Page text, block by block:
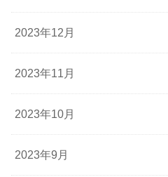
2023年12月
2023年11月
2023年10月
2023年9月